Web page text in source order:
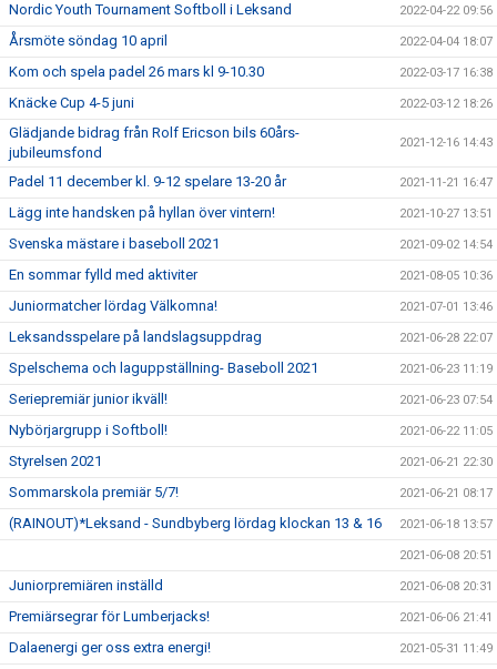
Nordic Youth Tournament Softboll i Leksand 2022-04-22 09:56
Årsmöte söndag 10 april 2022-04-04 18:07
Kom och spela padel 26 mars kl 9-10.30 2022-03-17 16:38
Knäcke Cup 4-5 juni 2022-03-12 18:26
Glädjande bidrag från Rolf Ericson bils 60års-
jubileumsfond
2021-12-16 14:43
Padel 11 december kl. 9-12 spelare 13-20 år 2021-11-21 16:47
Lägg inte handsken på hyllan över vintern! 2021-10-27 13:51
Svenska mästare i baseboll 2021 2021-09-02 14:54
En sommar fylld med aktiviter 2021-08-05 10:36
Juniormatcher lördag Välkomna! 2021-07-01 13:46
Leksandsspelare på landslagsuppdrag 2021-06-28 22:07
Spelschema och laguppställning- Baseboll 2021 2021-06-23 11:19
Seriepremiär junior ikväll! 2021-06-23 07:54
Nybörjargrupp i Softboll! 2021-06-22 11:05
Styrelsen 2021 2021-06-21 22:30
Sommarskola premiär 5/7! 2021-06-21 08:17
(RAINOUT)*Leksand - Sundbyberg lördag klockan 13 & 16 2021-06-18 13:57
2021-06-08 20:51
Juniorpremiären inställd 2021-06-08 20:31
Premiärsegrar för Lumberjacks! 2021-06-06 21:41
Dalaenergi ger oss extra energi! 2021-05-31 11:49